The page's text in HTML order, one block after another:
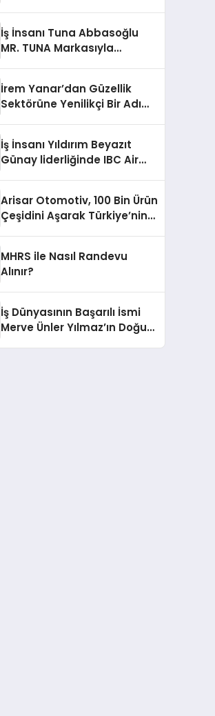
İş İnsanı Tuna Abbasoğlu
MR. TUNA Markasıyla
İrem Yanar’dan Güzellik
Sektörüne Yenilikçi Bir Adım:
İş İnsanı Yıldırım Beyazıt
Günay liderliğinde IBC Air
Arisar Otomotiv, 100 Bin Ürün
Çeşidini Aşarak Türkiye’nin
Platformlarından Biri Oldu
MHRS ile Nasıl Randevu
Alınır?
İş Dünyasının Başarılı İsmi
Merve Ünler Yılmaz’ın Doğum